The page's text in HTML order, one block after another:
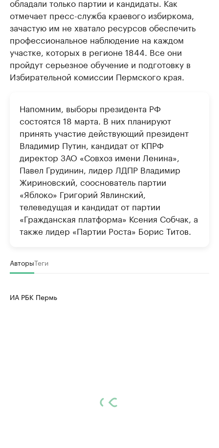
отмечает пресс-служба краевого избиркома,
зачастую им не хватало ресурсов обеспечить
профессиональное наблюдение на каждом
участке, которых в регионе 1844. Все они
пройдут серьезное обучение и подготовку в
Избирательной комиссии Пермского края.
Напомним, выборы президента РФ
состоятся 18 марта. В них планируют
принять участие действующий президент
Владимир Путин, кандидат от КПРФ
директор ЗАО «Совхоз имени Ленина»,
Павел Грудинин, лидер ЛДПР Владимир
Жириновский, сооснователь партии
«Яблоко» Григорий Явлинский,
телеведущая и кандидат от партии
«Гражданская платформа» Ксения Собчак, а
также лидер «Партии Роста» Борис Титов.
АвторыТеги
ИА РБК Пермь